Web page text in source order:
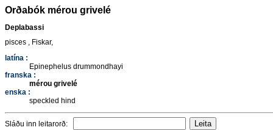
Orðabók mérou grivelé
Deplabassi
pisces , Fiskar,
latína :
Epinephelus drummondhayi
franska :
mérou grivelé
enska :
speckled hind
Sláðu inn leitarorð: